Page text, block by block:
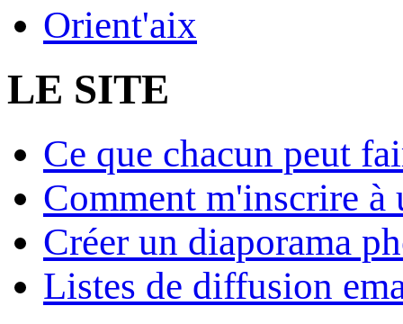
Orient'aix
LE SITE
Ce que chacun peut
Comment m'inscrire à
Créer un diaporama
Listes de diffusion